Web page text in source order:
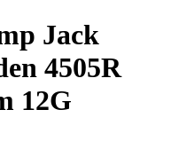
Jack
4505R
12G